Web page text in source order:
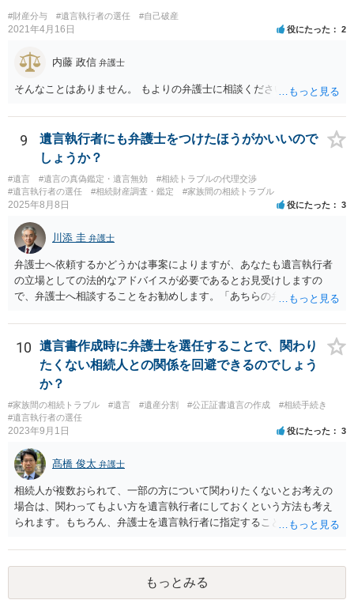
#財産分与 #遺言執行者の選任 #自己破産
2021年4月16日 役にたった 2
内藤 政信 弁護士
そんなことはありません。 もよりの弁護士に相談ください。
9
遺言執行者にも弁護士をつけたほうがかいいので
しょうか？
#遺言 #遺言の真偽鑑定・遺言無効
#相続トラブルの代理交渉
#遺言執行者の選任
#相続財産調査・鑑定 #家族間の相続トラブル
2025年8月8日 役にたった 3
川添 圭 弁護士
弁護士へ依頼するかどうかは事案によりますが、あなたも遺言執行者
の立場としての法的なアドバイスが必要であるとお見受けしますの
で、弁護士へ相談することをお勧めします。「あちらの弁護士」（元
誘導しかしてこないと思います。
10
遺言書作成時に弁護士を選任することで、関わり
たくない相続人との関係を回避できるのでしょう
か？
#家族間の相続トラブル #遺言 #遺産分割 #公正証書遺言の作成
#相続手続き
#遺言執行者の選任
2023年9月1日 役にたった 3
髙橋 俊太 弁護士
相続人が複数おられて、一部の方について関わりたくないとお考えの
場合は、関わってもよい方を遺言執行者にしておくという方法も考え
られます。もちろん、弁護士を遺言執行者に指定することもできます
方に再委任の権限を付与しておくという方法もあります。 一度、弁護
士に直接ご相談されることをお勧めいたします。
もっとみる